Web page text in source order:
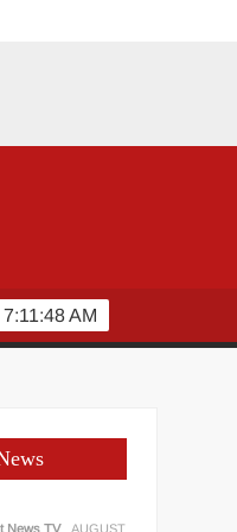
7:11:48 AM
News TV
AUGUST